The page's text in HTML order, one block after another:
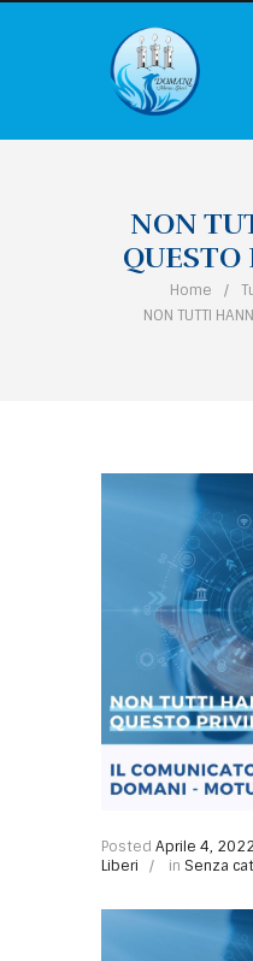
NON
Home
NON TUTTI
Posted Aprile 4, 2022
Liberi
in Senza